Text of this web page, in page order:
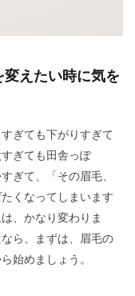
えたい時に気を
ぎても下がりすぎて
ぎても田舎っぽ
ぎて、「その眉毛、
くなってしまいます
、かなり変わりま
ら、まずは、眉毛の
始めましょう。